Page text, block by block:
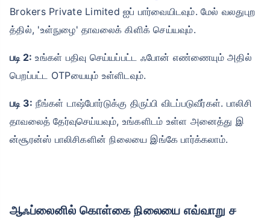
Brokers Private Limited ஐப் பார்வையிடவும். மேல் வலதுபுற
த்தில், 'உள்நுழை' தாவலைக் கிளிக் செய்யவும்.
படி 2: உங்கள் பதிவு செய்யப்பட்ட ஃபோன் எண்ணையும் அதில்
பெறப்பட்ட OTPயையும் உள்ளிடவும்.
படி 3: நீங்கள் டாஷ்போர்டுக்கு திருப்பி விடப்படுவீர்கள். பாலிசி
தாவலைத் தேர்வுசெய்யவும், உங்களிடம் உள்ள அனைத்து இ
ன்சூரன்ஸ் பாலிசிகளின் நிலையை இங்கே பார்க்கலாம்.
ஆஃப்லைனில் கொள்கை நிலையை எவ்வாறு ச